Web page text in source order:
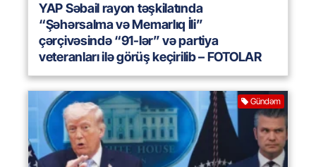
YAP Səbail rayon təşkilatında
“Şəhərsalma və Memarlıq İli”
çərçivəsində “91-lər” və partiya
veteranları ilə görüş keçirilib – FOTOLAR
Gündəm